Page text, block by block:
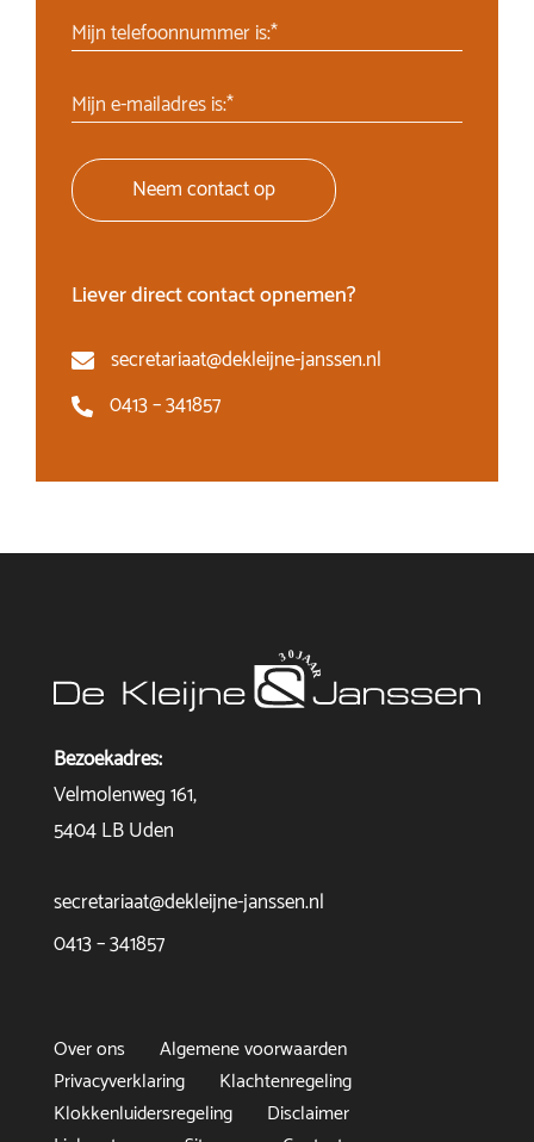
Mijn telefoonnummer is:*
Mijn e-mailadres is:*
Neem contact op
Liever direct contact opnemen?
secretariaat@dekleijne-janssen.nl
0413 – 341857
Bezoekadres:
Velmolenweg 161,
5404 LB Uden
secretariaat@dekleijne-janssen.nl
0413 – 341857
Over ons
Algemene voorwaarden
Privacyverklaring
Klachtenregeling
Klokkenluidersregeling
Disclaimer